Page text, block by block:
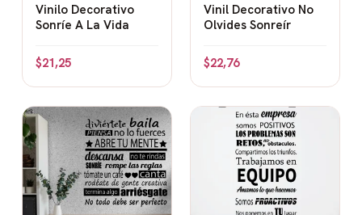
Vinilo Decorativo
Sonríe A La Vida
$21,25
Vinil Decorativo No
Olvides Sonreír
$22,76